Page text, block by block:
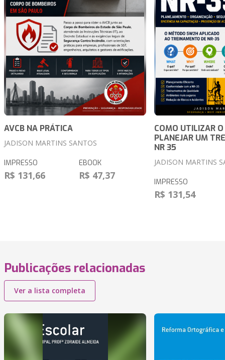
AVCB NA PRÁTICA
JADISON MARTINS SANTOS
IMPRESSO
R$ 131,66
EBOOK
R$ 47,37
COMO UTILIZAR
PLANEJAR UM
NR 35
JADISON MARTINS
IMPRESSO
R$ 131,54
Publicações relacionadas
Ver a lista completa